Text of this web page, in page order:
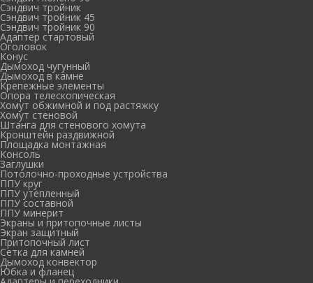
Сэндвич тройник
Сэндвич тройник 45
Сэндвич тройник 90
Адаптер стартовый
Оголовок
Конус
Дымоход чугунный
Дымоход в камне
Крепежные элементы
Опора телескопическая
Хомут обжимной и под растяжку
Хомут стеновой
Штанга для стенового хомута
Кронштейн раздвижной
Площадка монтажная
Консоль
Заглушки
Потолочно-проходные устройства
ППУ круг
ППУ утепленный
ППУ составной
ППУ минерит
Экраны и притопочные листы
Экран защитный
Притопочный лист
Сетка для камней
Дымоход конвектор
Юбка и фланец